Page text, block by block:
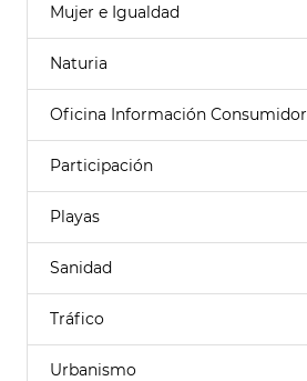
Mujer e Igualdad
Naturia
Oficina Información Consumidor
Participación
Playas
Sanidad
Tráfico
Urbanismo